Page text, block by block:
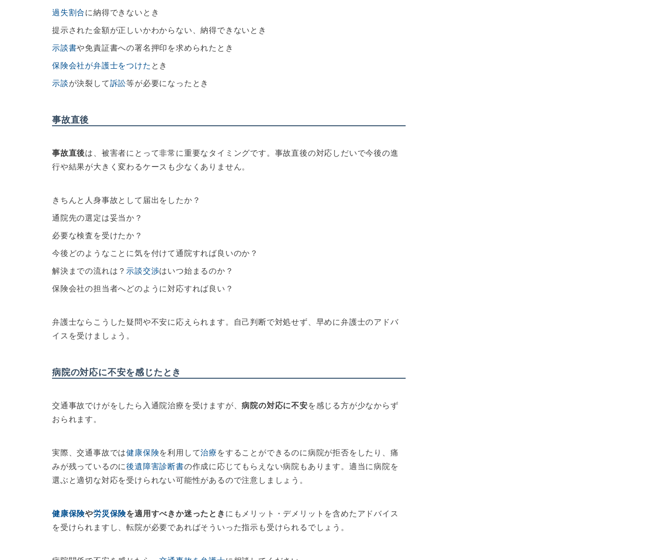
過失割合に納得できないとき
提示された金額が正しいかわからない、納得できないとき
示談書や免責証書への署名押印を求められたとき
保険会社が弁護士をつけた とき
示談が決裂して訴訟等が必要になったとき
事故直後
事故直後は、被害者にとって非常に重要なタイミングです。事故直後の対応しだいで今後の進
行や結果が大きく変わるケースも少なくありません。
きちんと人身事故として届出をしたか？
通院先の選定は妥当か？
必要な検査を受けたか？
今後どのようなことに気を付けて通院すれば良いのか？
解決までの流れは？ 示談交渉はいつ始まるのか？
保険会社の担当者へどのように対応すれば良い？
弁護士ならこうした疑問や不安に応えられます。自己判断で対処せず、早めに弁護士のアドバ
イスを受けましょう。
病院の対応に不安を感じたとき
交通事故でけがをしたら入通院治療を受けますが、病院の対応に不安を感じる方が少なからず
おられます。
実際、交通事故では健康保険を利用して治療 をすることができるのに病院が拒否をしたり、痛
みが残っているのに後遺障害診断書の作成に応じてもらえない病院もあります。適当に病院を
選ぶと適切な対応を受けられない可能性があるので注意しましょう。
健康保険や労災保険を適用すべきか迷ったとき にもメリット・デメリットを含めたアドバイス
を受けられますし、転院が必要であればそういった指示も受けられるでしょう。